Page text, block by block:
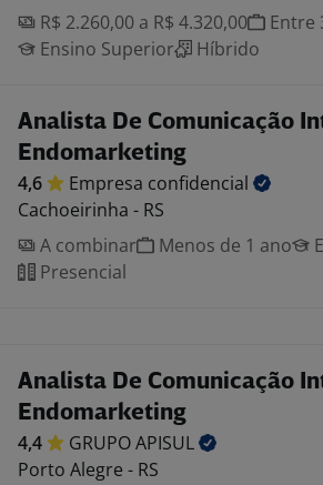
R$ 2.260,00 a R$ 4.320,00
Entre
Ensino Superior
Híbrido
Analista De Comunicação
Endomarketing
4,6 Empresa confidencial
Cachoeirinha - RS
A combinar
Menos de 1 ano
Presencial
Analista De Comunicação
Endomarketing
4,4 GRUPOAPISUL
Porto Alegre - RS